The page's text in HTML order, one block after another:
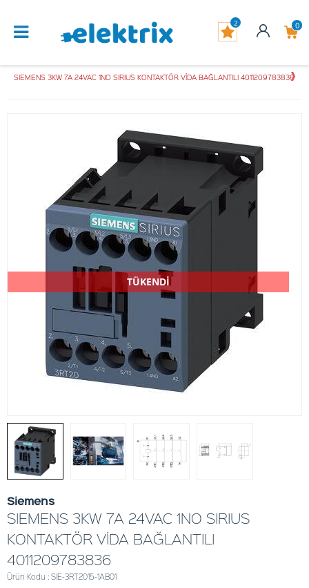
0
2
SIEMENS 3KW 7A 24VAC 1NO SIRIUS KONTAKTÖR VİDA BAĞLANTILI 4011209783836
TÜKENDİ
Siemens
SIEMENS 3KW 7A 24VAC 1NO SIRIUS
KONTAKTÖR VİDA BAĞLANTILI
4011209783836
Ürün Kodu : SIE-3RT2015-1AB01